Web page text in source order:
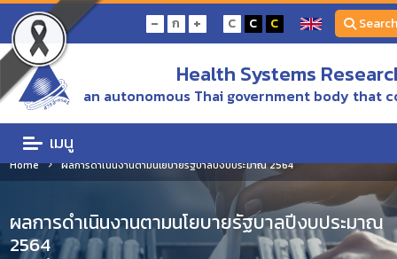
- ก + C C C Search
Health Systems
an autonomous Thai government body that
เมนู
Home ผลการดำเนินงานตามนโยบายรัฐบาลปีงบประมาณ 2564
ผลการดำเนินงานตามนโยบายรัฐบาลปีงบประมาณ
2564